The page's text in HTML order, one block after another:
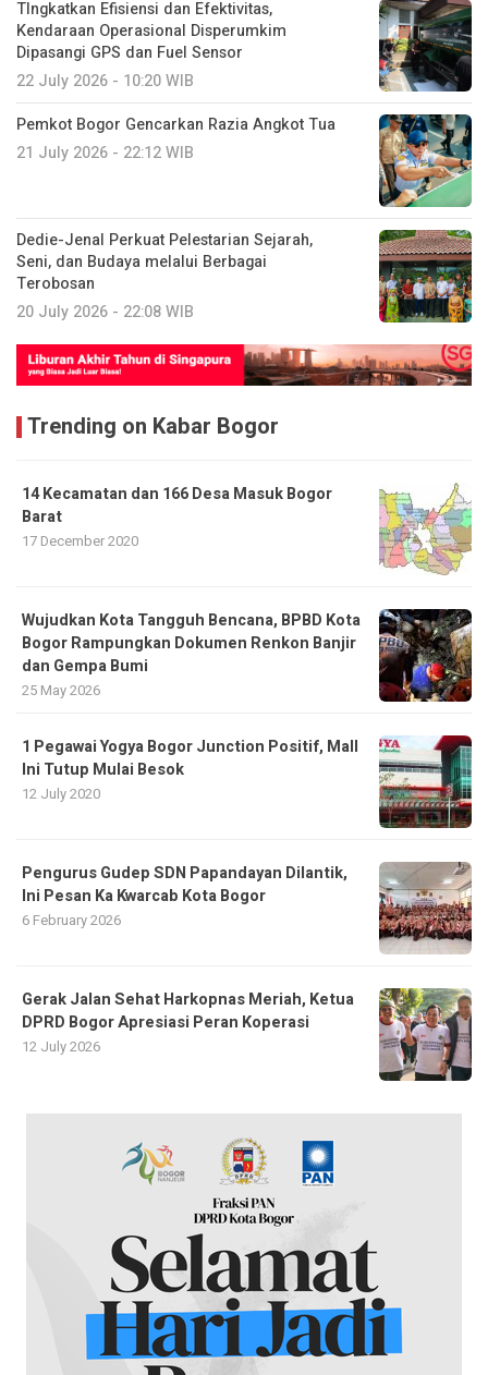
TIngkatkan Efisiensi dan Efektivitas,
Kendaraan Operasional Disperumkim
Dipasangi GPS dan Fuel Sensor
22 July 2026 - 10:20 WIB
Pemkot Bogor Gencarkan Razia Angkot Tua
21 July 2026 - 22:12 WIB
Dedie-Jenal Perkuat Pelestarian Sejarah,
Seni, dan Budaya melalui Berbagai
Terobosan
20 July 2026 - 22:08 WIB
Trending on Kabar Bogor
14 Kecamatan dan 166 Desa Masuk Bogor
Barat
17 December 2020
​Wujudkan Kota Tangguh Bencana, BPBD Kota
Bogor Rampungkan Dokumen Renkon Banjir
dan Gempa Bumi
25 May 2026
1 Pegawai Yogya Bogor Junction Positif, Mall
Ini Tutup Mulai Besok
12 July 2020
Pengurus Gudep SDN Papandayan Dilantik,
Ini Pesan Ka Kwarcab Kota Bogor
6 February 2026
Gerak Jalan Sehat Harkopnas Meriah, Ketua
DPRD Bogor Apresiasi Peran Koperasi
12 July 2026